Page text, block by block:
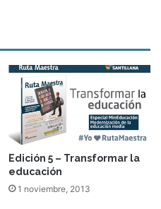
Edición 5 – Transformar la
educación
1 noviembre, 2013